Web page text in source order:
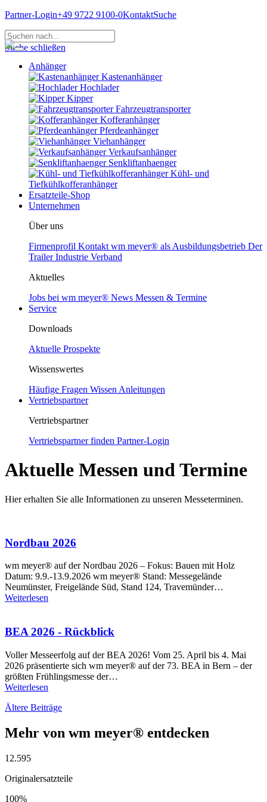
Partner-Login+49 9722 9100-0KontaktSuche
Suche schließen
Anhänger
Kastenanhänger
Hochlader
Kipper
Fahrzeugtransporter
Kofferanhänger
Pferdeanhänger
Viehanhänger
Verkaufsanhänger
Senkliftanhaenger
Kühl- und
Tiefkühlkofferanhänger
Ersatzteile-Shop
Unternehmen
Über uns
Firmenprofil Kontakt wm meyer® als Ausbildungsbetrieb Der
Trailer Industrie Verband
Aktuelles
Jobs bei wm meyer® News Messen & Termine
Service
Downloads
Aktuelle Prospekte
Wissenswertes
Häufige Fragen Wissen Anleitungen
Vertriebspartner
Vertriebspartner
Vertriebspartner finden Partner-Login
Aktuelle Messen und Termine
Hier erhalten Sie alle Informationen zu unseren Messeterminen.
Nordbau 2026
wm meyer® auf der Nordbau 2026 – Fokus: Bauen mit Holz
Datum: 9.9.-13.9.2026 wm meyer® Stand: Messegelände
Neumünster, Freigelände Süd, Stand 124, Travemünder…
Weiterlesen
BEA 2026 - Rückblick
Voller Messeerfolg auf der BEA 2026! Vom 25. April bis 4. Mai
2026 präsentierte sich wm meyer® auf der 73. BEA in Bern – der
größten Frühlingsmesse der…
Weiterlesen
Ältere Beiträge
Mehr von wm meyer® entdecken
12.595
Originalersatzteile
100%